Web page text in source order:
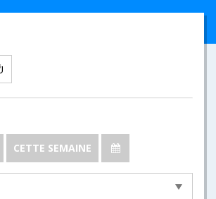
CETTE SEMAINE